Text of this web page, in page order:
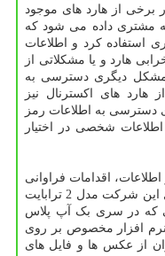
برخی از هارد های موجود
به مشتری داده می شود که
استفاده کرد و اطلاعات
هارد و یا مشکلاتی از
مشکل دیگری دسترسی به
هارد های اکسترنال نیز
دسترسی به اطلاعات رمز
شخصی در اختیار
اقدامات فراوانی
انجام داده است وپرفروش ترین محصول این شرکت مدل 2 ترابایت
که در سری بک آپ پلاس
افزار مخصوص بر روی
از عکس ها و فایل های